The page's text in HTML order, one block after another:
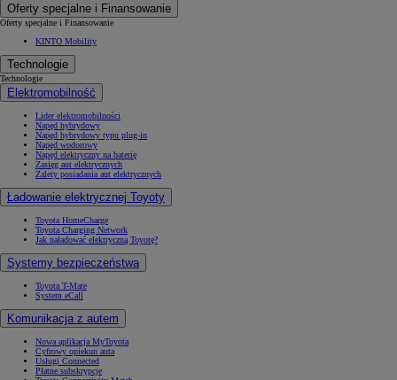
Oferty specjalne i Finansowanie
Oferty specjalne i Finansowanie
KINTO Mobility
Technologie
Technologie
Elektromobilność
Lider elektromobilności
Napęd hybrydowy
Napęd hybrydowy typu plug-in
Napęd wodorowy
Napęd elektryczny na baterię
Zasięg aut elektrycznych
Zalety posiadania aut elektrycznych
Ładowanie elektrycznej Toyoty
Toyota HomeCharge
Toyota Charging Network
Jak naładować elektryczną Toyotę?
Systemy bezpieczeństwa
Toyota T-Mate
System eCall
Komunikacja z autem
Nowa aplikacja MyToyota
Cyfrowy opiekun auta
Usługi Connected
Płatne subskrypcje